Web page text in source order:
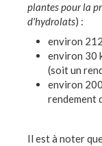
plantes pour la
d'hydrolats) :
environ
environ 30
(soit un
environ
rendement
Il est à noter